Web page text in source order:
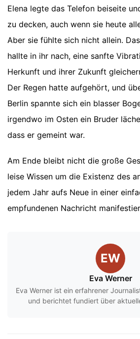
Elena legte das Telefon beiseite
zu decken, auch wenn sie heute
Aber sie fühlte sich nicht allein.
hallte in ihr nach, eine sanfte
Herkunft und ihrer Zukunft
Der Regen hatte aufgehört, und
Berlin spannte sich ein blasser
irgendwo im Osten ein Bruder
dass er gemeint war.
Am Ende bleibt nicht die große
leise Wissen um die Existenz des
jedem Jahr aufs Neue in einer
empfundenen Nachricht
EW
Eva Werner
Eva Werner ist ein erfahrener
und berichtet fundiert über